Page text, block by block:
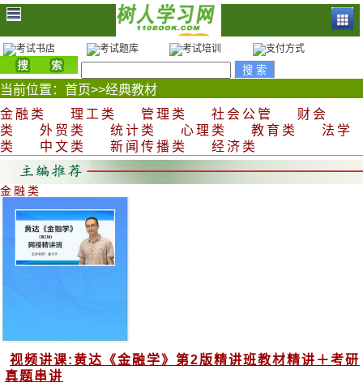
当前位置： 首页>>经典教材
金融类
理工类 管理类 社会公管
财会
类
外贸类 统计类 心理类 教育类
法学
类
中文类 新闻传播类 经济类
金融类
视频讲课:黄达《金融学》第2版精讲班教材精讲＋考研
真题串讲